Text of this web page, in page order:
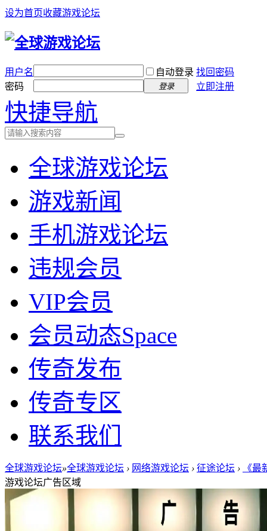
设为首页收藏游戏论坛
用户名 自动登录 找回密码
密码
登录 立即注册
快捷导航
全球游戏论坛
游戏新闻
手机游戏论坛
违规会员
VIP会员
会员动态Space
传奇发布
传奇专区
联系我们
全球游戏论坛»全球游戏论坛 › 网络游戏论坛 › 征途论坛 ›
《
游戏论坛广告区域